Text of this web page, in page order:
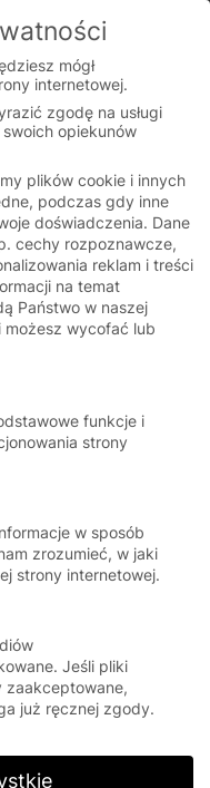
website.
szybkobieżne do
do
mógł
internetowej.
zgodę na usługi
opiekunów
plików cookie i innych
podczas gdy inne
doświadczenia. Dane
cechy rozpoznawcze,
reklam i treści
na temat
Państwo w naszej
możesz wycofać lub
funkcje i
strony
w sposób
zrozumieć, w jaki
strony internetowej.
Jeśli pliki
zaakceptowane,
już ręcznej zgody.